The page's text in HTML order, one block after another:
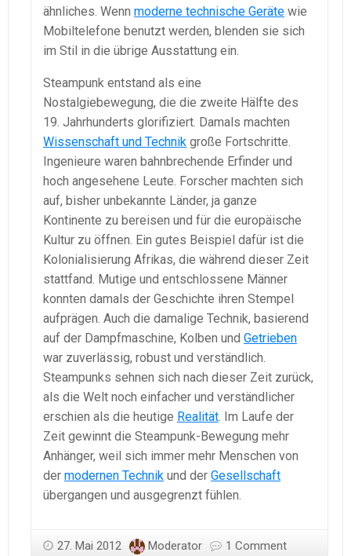
ähnliches. Wenn moderne technische Geräte wie
Mobiltelefone benutzt werden, blenden sie sich
im Stil in die übrige Ausstattung ein.
Steampunk entstand als eine
Nostalgiebewegung, die die zweite Hälfte des
19. Jahrhunderts glorifiziert. Damals machten
Wissenschaft und Technik große Fortschritte.
Ingenieure waren bahnbrechende Erfinder und
hoch angesehene Leute. Forscher machten sich
auf, bisher unbekannte Länder, ja ganze
Kontinente zu bereisen und für die europäische
Kultur zu öffnen. Ein gutes Beispiel dafür ist die
Kolonialisierung Afrikas, die während dieser Zeit
stattfand. Mutige und entschlossene Männer
konnten damals der Geschichte ihren Stempel
aufprägen. Auch die damalige Technik, basierend
auf der Dampfmaschine, Kolben und Getrieben
war zuverlässig, robust und verständlich.
Steampunks sehnen sich nach dieser Zeit zurück,
als die Welt noch einfacher und verständlicher
erschien als die heutige Realität. Im Laufe der
Zeit gewinnt die Steampunk-Bewegung mehr
Anhänger, weil sich immer mehr Menschen von
der modernen Technik und der Gesellschaft
übergangen und ausgegrenzt fühlen.
27. Mai 2012 Moderator 1 Comment